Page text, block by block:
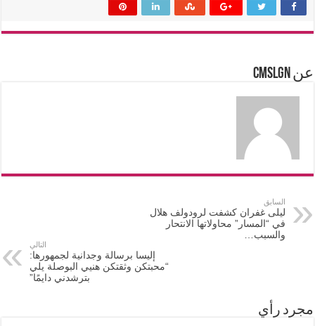
عن cmslgn
السابق
ليلى غفران كشفت لرودولف هلال
في “المسار” محاولاتها الانتحار
والسبب…
التالي
إليسا برسالة وجدانية لجمهورها:
“محبتكن وثقتكن هنيي البوصلة يلي
بترشدني دايمًا”
مجرد رأي